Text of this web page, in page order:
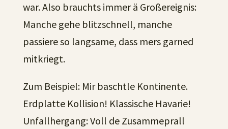
war. Also brauchts immer ä Großereignis:
Manche gehe blitzschnell, manche
passiere so langsame, dass mers garned
mitkriegt.
Zum Beispiel: Mir baschtle Kontinente.
Erdplatte Kollision! Klassische Havarie!
Unfallhergang: Voll de Zusammeprall